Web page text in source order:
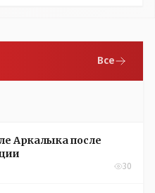
Все
Аркалыка после
30